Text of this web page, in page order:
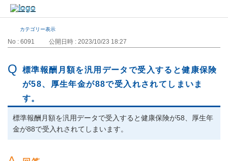
カテゴリー表示
No : 6091 公開日時 : 2023/10/23 18:27
標準報酬月額を汎用データで受入すると健康保険
が58、厚生年金が88で受入れされてしまいま
す。
標準報酬月額を汎用データで受入すると健康保険が58、厚生年
金が88で受入れされてしまいます。